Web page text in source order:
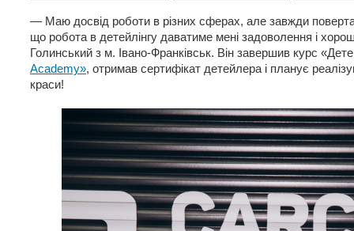
— Маю досвід роботи в різних сферах, але завжди
що робота в детейлінгу даватиме мені задоволення і
Голинський з м. Івано-Франківськ. Він завершив курс
Academy», отримав сертифікат детейлера і планує
краси!